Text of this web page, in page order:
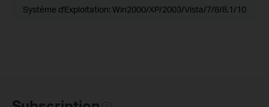
Système d'Exploitation: Win2000/XP/2003/Vista/7/8/8.1/10